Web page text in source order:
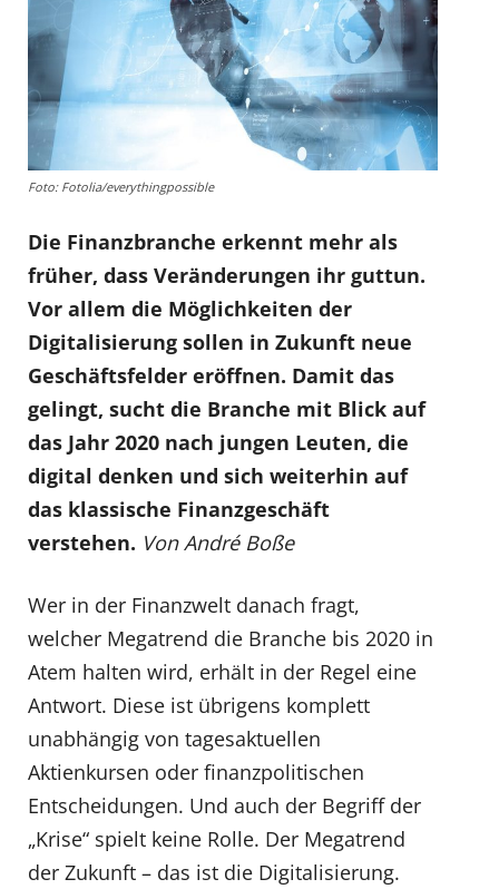
Foto: Fotolia/everythingpossible
Die Finanzbranche erkennt mehr als
früher, dass Veränderungen ihr guttun.
Vor allem die Möglichkeiten der
Digitalisierung sollen in Zukunft neue
Geschäftsfelder eröffnen. Damit das
gelingt, sucht die Branche mit Blick auf
das Jahr 2020 nach jungen Leuten, die
digital denken und sich weiterhin auf
das klassische Finanzgeschäft
verstehen. Von André Boße
Wer in der Finanzwelt danach fragt,
welcher Megatrend die Branche bis 2020 in
Atem halten wird, erhält in der Regel eine
Antwort. Diese ist übrigens komplett
unabhängig von tagesaktuellen
Aktienkursen oder finanzpolitischen
Entscheidungen. Und auch der Begriff der
„Krise“ spielt keine Rolle. Der Megatrend
der Zukunft – das ist die Digitalisierung.